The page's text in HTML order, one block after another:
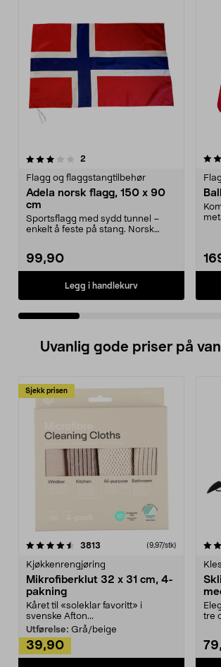
2
Flagg og flaggstangtilbehør
Adela norsk flagg, 150 x 90
cm
Sportsflagg med sydd tunnel –
enkelt å feste på stang. Norsk
99,90
Legg i handlekurv
4.5 av 5 stjerner
Uvanlig gode priser på
Sjekk prisen
3813 anmeldelser(9,97/stk)
Kjøkkenrengjøring
Mikrofiberklut 32 x 31 cm, 4-
pakning
Kåret til «soleklar favoritt» i
svenske Afton...
Utførelse: Grå/beige
39,90
4.5av 5 stjerner
tre